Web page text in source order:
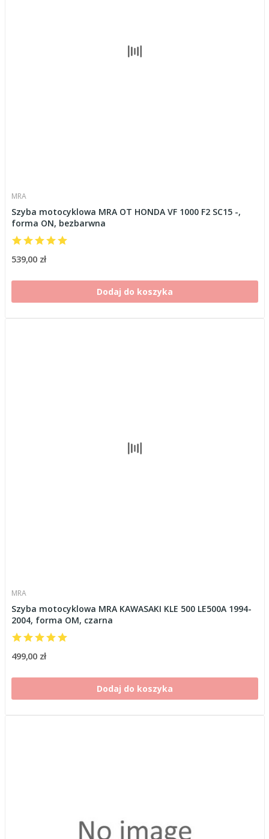
MRA
Szyba motocyklowa MRA OT HONDA VF 1000 F2 SC15 -,
forma ON, bezbarwna
539,00 zł
Dodaj do koszyka
MRA
Szyba motocyklowa MRA KAWASAKI KLE 500 LE500A 1994-
2004, forma OM, czarna
499,00 zł
Dodaj do koszyka